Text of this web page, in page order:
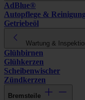
AdBlue®
Autopflege & Reinigung
Getriebeöl
Wartung &
Glühbirnen
Glühkerzen
Scheibenwischer
Zündkerzen
Bremsteile